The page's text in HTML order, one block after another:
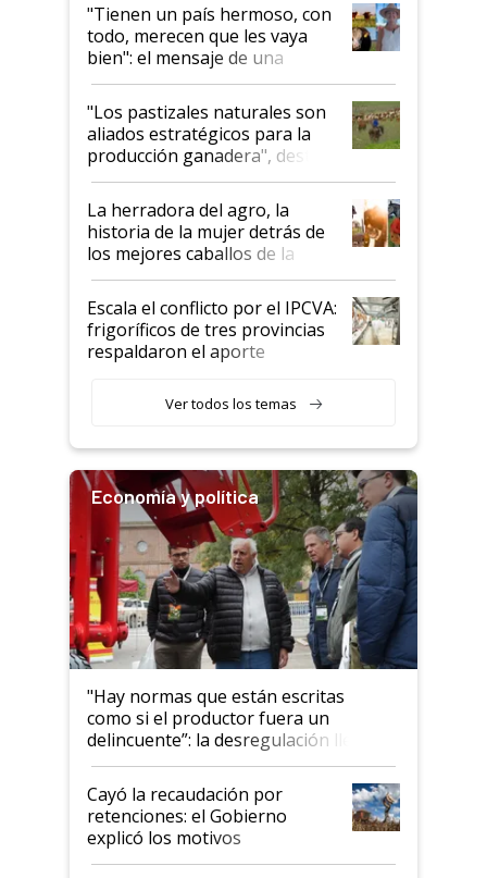
"Tienen un país hermoso, con
todo, merecen que les vaya
bien": el mensaje de una
ganadera uruguaya sobre las
oportunidades que se abren
para el agro en Argentina, con
foco en la carne
"Los pastizales naturales son
aliados estratégicos para la
producción ganadera", destaca
la iniciativa que ya reúne a 46
establecimientos en Argentina
La herradora del agro, la
historia de la mujer detrás de
los mejores caballos de la
Argentina y los mitos que
todavía hacen sufrir a estos
animales: "Mientras me
descalificaban, yo seguí
haciendo currículum"
Escala el conflicto por el IPCVA:
frigoríficos de tres provincias
respaldaron el aporte
Ver todos los temas
Economía y política
"Hay normas que están escritas
como si el productor fuera un
delincuente”: la desregulación llegó
al Congreso Aapresid y hasta se
habló del financiamiento al IPCVA
Cayó la recaudación por
retenciones: el Gobierno
explicó los motivos